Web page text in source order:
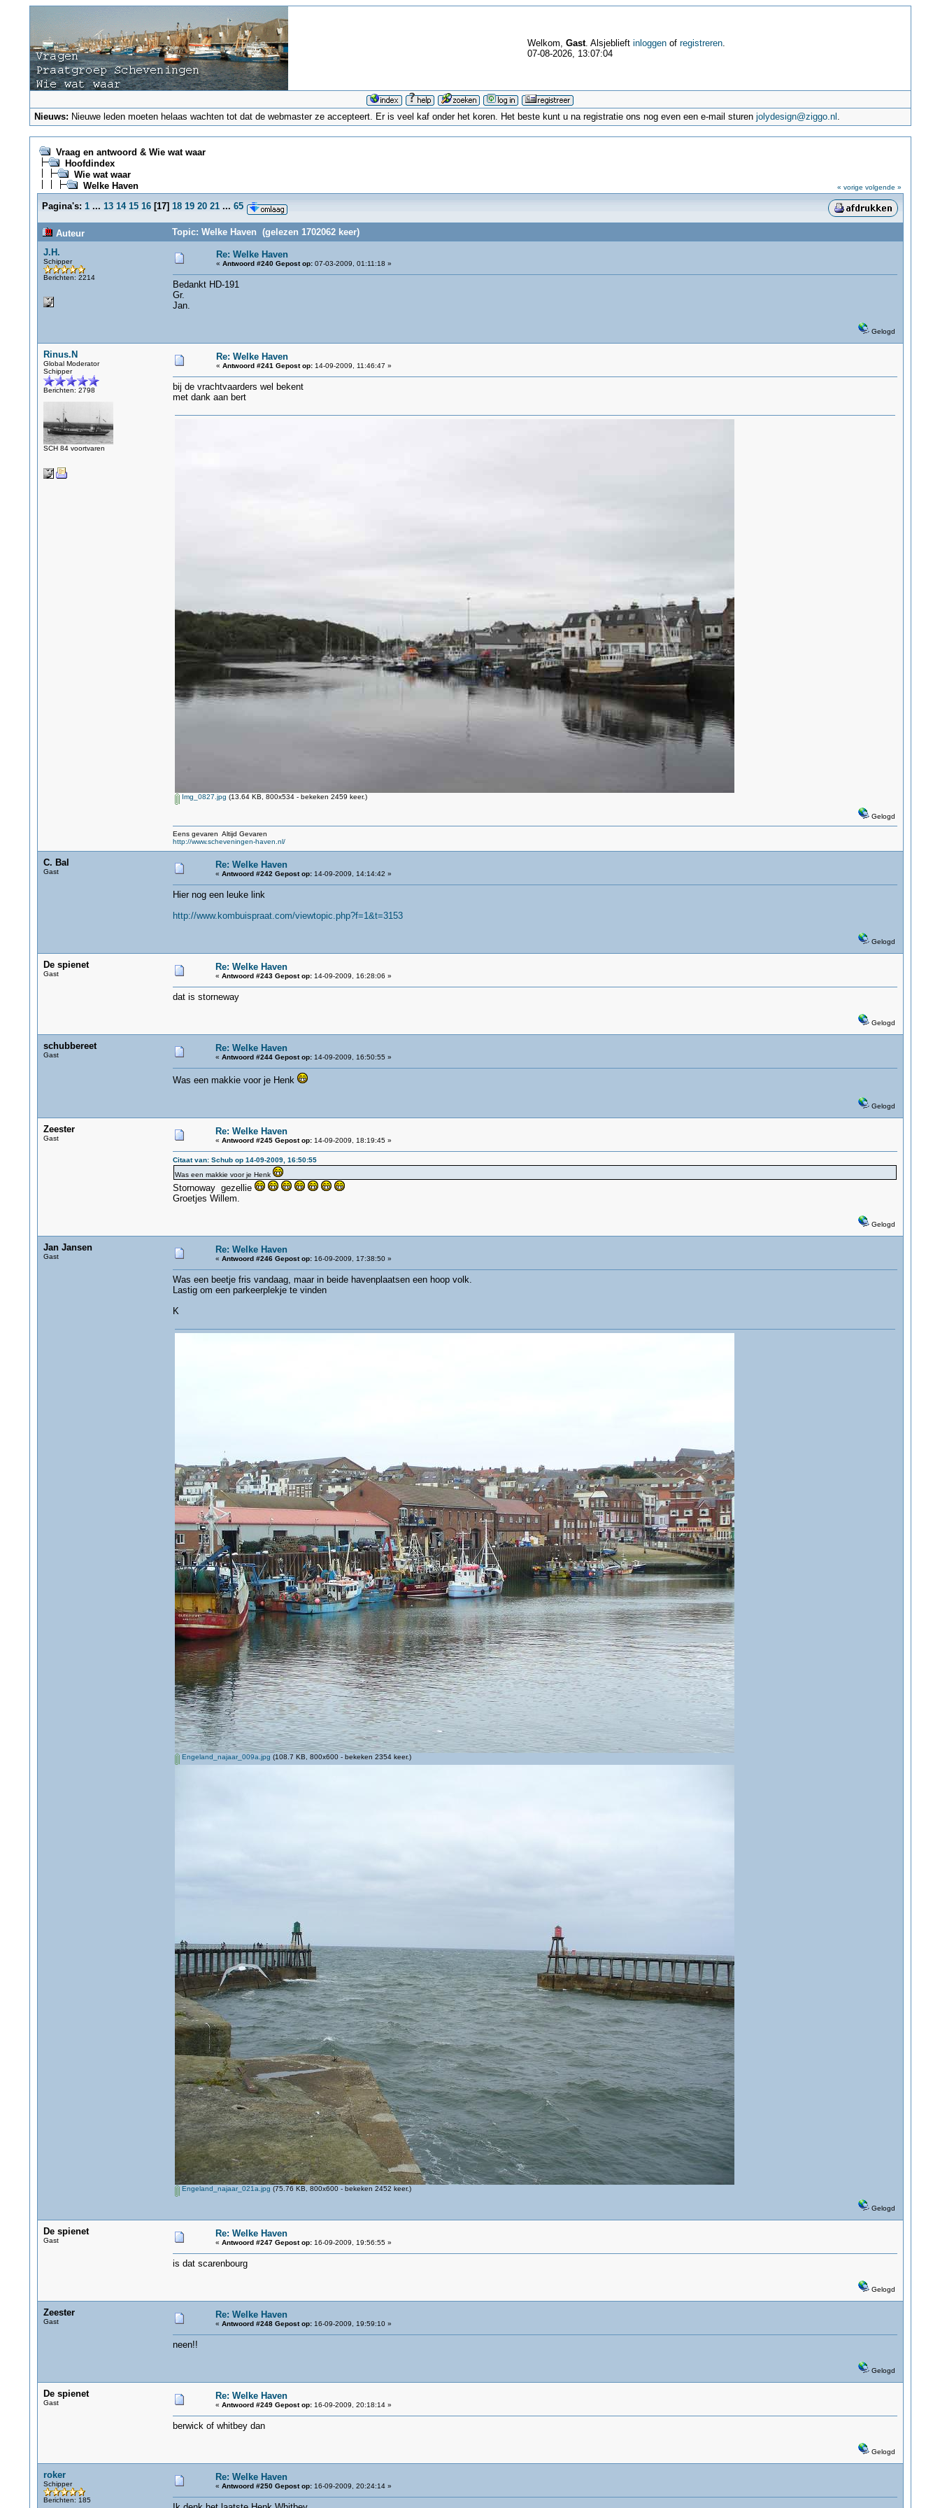
Welkom, Gast. Alsjeblieft inloggenof registreren.
07-08-2026, 13:07:04
Nieuws: Nieuwe leden moeten helaas wachten tot dat de webmaster ze accepteert. Er is veel kaf onder het koren. Het beste kunt u na registratie ons nog even een e-mail sturenjolydesign@ziggo.nl .
Vraag en antwoord & Wie wat waar
Hoofdindex
Wie wat waar
Welke Haven
« vorige volgende »
Pagina's: 1 ... 13 14 15 16[17] 18 19 20 21 ... 65
Auteur
Topic: Welke Haven (gelezen 1702062 keer)
J.H.
Schipper
Berichten: 2214
Re: Welke Haven
« Antwoord #240 Gepost op:07-03-2009, 01:11:18 »
Bedankt HD-191
Gr.
Jan.
Gelogd
Rinus.N
Global Moderator
Schipper
Berichten: 2798
SCH 84 voortvaren
Re: Welke Haven
« Antwoord #241 Gepost op:14-09-2009, 11:46:47 »
bij de vrachtvaarders wel bekent
met dank aan bert
Img_0827.jpg (13.64 KB, 800x534 - bekeken 2459 keer.)
Gelogd
Eens gevaren Altijd Gevaren
http://www.scheveningen-haven.nl/
C. Bal
Gast
Re: Welke Haven
« Antwoord #242 Gepost op:14-09-2009, 14:14:42 »
Hier nog een leuke link
http://www.kombuispraat.com/viewtopic.php?f=1&t=3153
Gelogd
De spienet
Gast
Re: Welke Haven
« Antwoord #243 Gepost op:14-09-2009, 16:28:06 »
dat is storneway
Gelogd
schubbereet
Gast
Re: Welke Haven
« Antwoord #244 Gepost op:14-09-2009, 16:50:55 »
Was een makkie voor je Henk
Gelogd
Zeester
Gast
Re: Welke Haven
« Antwoord #245 Gepost op:14-09-2009, 18:19:45 »
Citaat van: Schub op 14-09-2009, 16:50:55
Was een makkie voor je Henk
Stornoway gezellie
Groetjes Willem.
Gelogd
Jan Jansen
Gast
Re: Welke Haven
« Antwoord #246 Gepost op:16-09-2009, 17:38:50 »
Was een beetje fris vandaag, maar in beide havenplaatsen een hoop volk.
Lastig om een parkeerplekje te vinden
K
Engeland_najaar_009a.jpg (108.7 KB, 800x600 - bekeken 2354 keer.)
Engeland_najaar_021a.jpg (75.76 KB, 800x600 - bekeken 2452 keer.)
Gelogd
De spienet
Gast
Re: Welke Haven
« Antwoord #247 Gepost op:16-09-2009, 19:56:55 »
is dat scarenbourg
Gelogd
Zeester
Gast
Re: Welke Haven
« Antwoord #248 Gepost op:16-09-2009, 19:59:10 »
neen!!
Gelogd
De spienet
Gast
Re: Welke Haven
« Antwoord #249 Gepost op:16-09-2009, 20:18:14 »
berwick of whitbey dan
Gelogd
roker
Schipper
Berichten: 185
Re: Welke Haven
« Antwoord #250 Gepost op:16-09-2009, 20:24:14 »